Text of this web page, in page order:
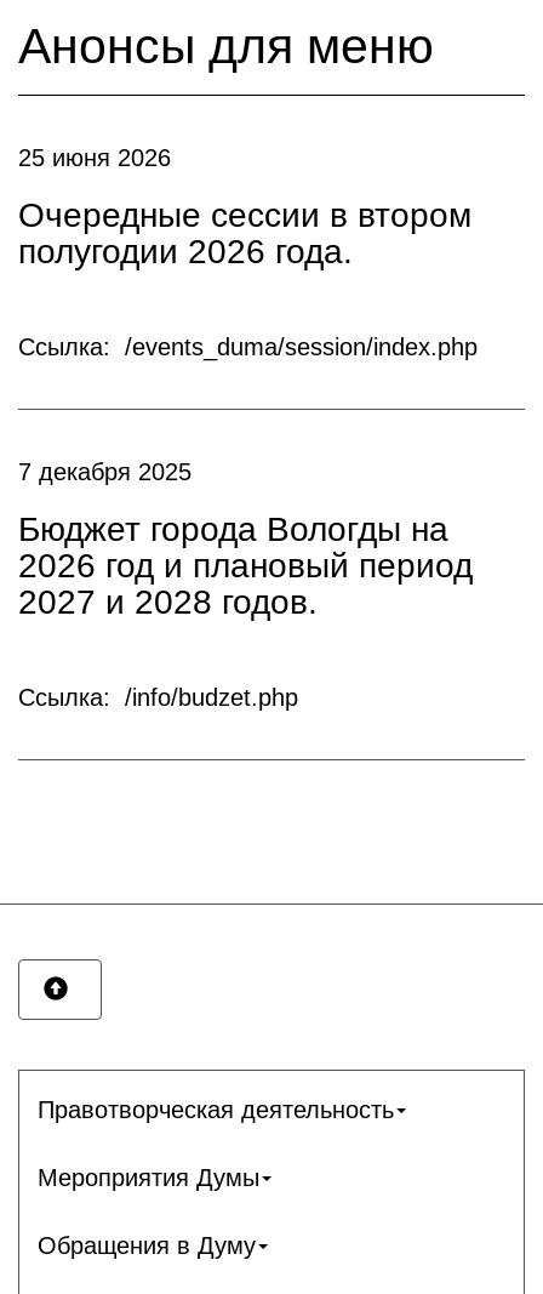
Анонсы для меню
25 июня 2026
Очередные сессии в втором
полугодии 2026 года.
Ссылка: /events_duma/session/index.php
7 декабря 2025
Бюджет города Вологды на
2026 год и плановый период
2027 и 2028 годов.
Ссылка: /info/budzet.php
Правотворческая деятельность
Мероприятия Думы
Обращения в Думу